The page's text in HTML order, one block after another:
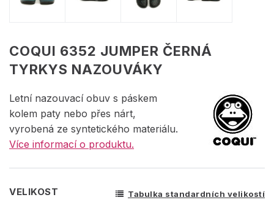
COQUI 6352 JUMPER ČERNÁ
TYRKYS NAZOUVÁKY
Letní nazouvací obuv s páskem
kolem paty nebo přes nárt,
vyrobená ze syntetického materiálu.
Více informací o produktu.
VELIKOST Tabulka standardních velikostí